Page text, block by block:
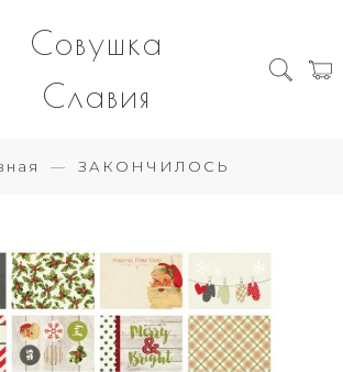
Совушка
Славия
ЗАКОНЧИЛОСЬ